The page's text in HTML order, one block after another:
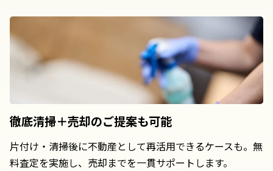
徹底清掃＋売却のご提案も可能
片付け・清掃後に不動産として再活用できるケースも。無
料査定を実施し、売却までを一貫サポートします。